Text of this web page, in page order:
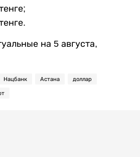
на 5 августа,
Нацбанк Астана доллар